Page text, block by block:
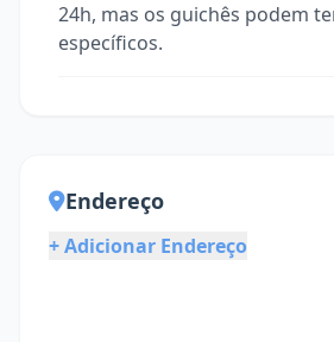
24h, mas os guichês podem
específicos.
Endereço
+ Adicionar Endereço